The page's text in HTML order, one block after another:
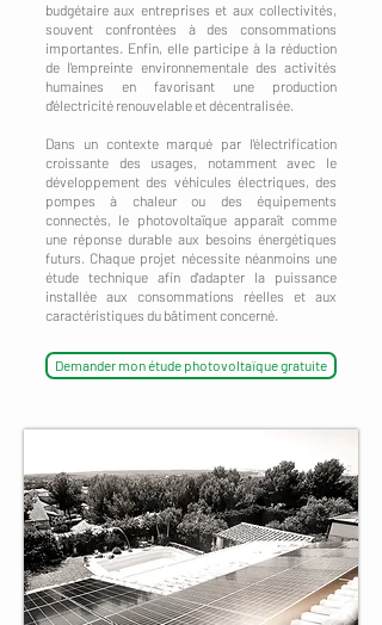
budgétaire aux entreprises et aux collectivités,
souvent confrontées à des consommations
importantes. Enfin, elle participe à la réduction
de l'empreinte environnementale des activités
humaines en favorisant une production
d'électricité renouvelable et décentralisée.
Dans un contexte marqué par l'électrification
croissante des usages, notamment avec le
développement des véhicules électriques, des
pompes à chaleur ou des équipements
connectés, le photovoltaïque apparaît comme
une réponse durable aux besoins énergétiques
futurs. Chaque projet nécessite néanmoins une
étude technique afin d'adapter la puissance
installée aux consommations réelles et aux
caractéristiques du bâtiment concerné.
Demander mon étude photovoltaïque gratuite